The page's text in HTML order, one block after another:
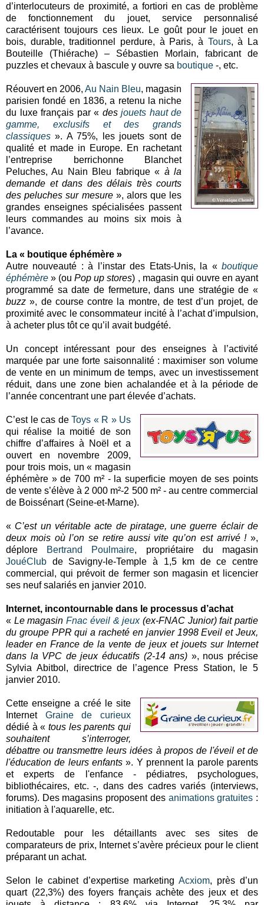
d’interlocuteurs de proximité, a fortiori en cas de problème
de fonctionnement du jouet, service personnalisé
caractérisent toujours ces lieux. Le goût pour le jouet en
bois, durable, traditionnel perdure, à Paris, à Tours, à La
Bouteille (Thiérache) – Sébastien Morlain, fabricant de
puzzles et chevaux à bascule y ouvre sa boutique -, etc.
Réouvert en 2006,Au Nain Bleu, magasin
parisien fondé en 1836, a retenu la niche
du luxe français par « desjouets haut de
gamme, exclusifs et des grands
classiques ». A 75%, les jouets sont de
qualité et made in Europe. En rachetant
l’entreprise berrichonne Blanchet
Peluches, Au Nain Bleu fabrique « à la
demande et dans des délais très courts
des peluches sur mesure», alors que les
grandes enseignes spécialisées passent
leurs commandes au moins six mois à
l’avance.
La « boutique éphémère »
Autre nouveauté : à l’instar des Etats-Unis, la « boutique
éphémère » (ouPop up stores) , magasin qui ouvre en ayant
programmé sa date de fermeture, dans une stratégie de «
buzz », de course contre la montre, de test d’un projet, de
proximité avec le consommateur incité à l’achat d’impulsion,
à acheter plus tôt ce qu’il avait budgété.
Un concept intéressant pour des enseignes à l’activité
marquée par une forte saisonnalité : maximiser son volume
de vente en un minimum de temps, avec un investissement
réduit, dans une zone bien achalandée et à la période de
l’année concentrant une part élevée d’achats.
C’est le cas deToys « R » Us
qui réalise la moitié de son
chiffre d’affaires à Noël et a
ouvert en novembre 2009,
pour trois mois, un « magasin
éphémère » de 700 m² - la superficie moyen de ses points
de vente s’élève à 2 000 m²-2 500 m² - au centre commercial
de Boissénart (Seine-et-Marne).
« C’est un véritable acte de piratage, une guerre éclair de
deux mois où l’on se retire aussi vite qu’on est arrivé ! »,
déplore
Bertrand Poulmaire, propriétaire du magasin
JouéClub de Savigny-le-Temple à 1,5 km de ce centre
commercial, qui prévoit de fermer son magasin et licencier
ses neuf salariés en janvier 2010.
Internet, incontournable dans le processus d’achat
« Le magasinFnac éveil & jeux(ex-FNAC Junior) fait partie
du groupe PPR qui a racheté en janvier 1998 Eveil et Jeux,
leader en France de la vente de jeux et jouets sur Internet
dans la VPC de jeux éducatifs (2-14 ans) », nous précise
Sylvia Abitbol, directrice de l’agence Press Station, le 5
janvier 2010.
Cette enseigne a créé le site
Internet Graine de curieux
dédié à «tous les parents qui
souhaitent s’interroger,
débattre ou transmettre leurs idées à propos de l'éveil et de
l'éducation de leurs enfants ». Y prennent la parole parents
et experts de l'enfance - pédiatres, psychologues,
bibliothécaires, etc. -, dans des cadres variés (interviews,
forums). Des magasins proposent des animations gratuites :
initiation à l'aquarelle, etc.
Redoutable pour les détaillants avec ses sites de
comparateurs de prix, Internet s’avère précieux pour le client
préparant un achat.
Selon le cabinet d’expertise marketingAcxiom, près d’un
quart (22,3%) des foyers français achète des jeux et des